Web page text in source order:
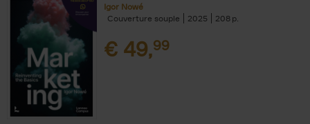
Igor Nowé
Couverture souple
2025 208
€ 49,99